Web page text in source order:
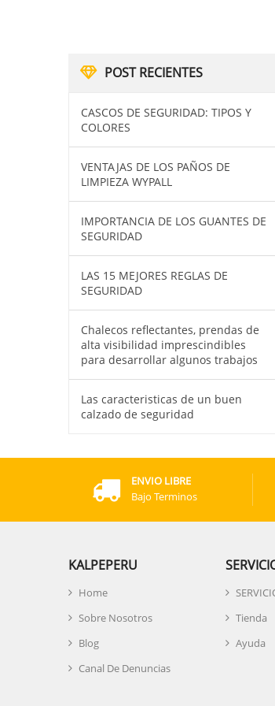
POST RECIENTES
CASCOS DE SEGURIDAD: TIPOS Y
COLORES
VENTAJAS DE LOS PAÑOS DE
LIMPIEZA WYPALL
IMPORTANCIA DE LOS GUANTES DE
SEGURIDAD
LAS 15 MEJORES REGLAS DE
SEGURIDAD
Chalecos reflectantes, prendas de
alta visibilidad imprescindibles
para desarrollar algunos trabajos
Las caracteristicas de un buen
calzado de seguridad
ENVIO LIBRE
Bajo Terminos
KALPEPERU
Home
Sobre Nosotros
Blog
Canal De Denuncias
Tienda
Ayuda